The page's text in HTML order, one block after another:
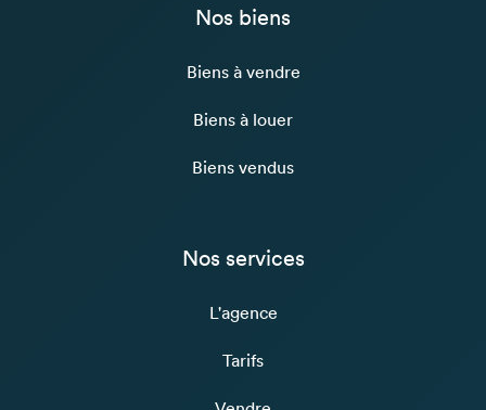
Nos biens
Biens à vendre
Biens à louer
Biens vendus
Nos services
L'agence
Tarifs